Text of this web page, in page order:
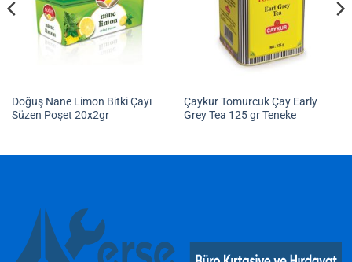
Doğuş Nane Limon Bitki Çayı
Süzen Poşet 20x2gr
Çaykur Tomurcuk Çay Early
Grey Tea 125 gr Teneke